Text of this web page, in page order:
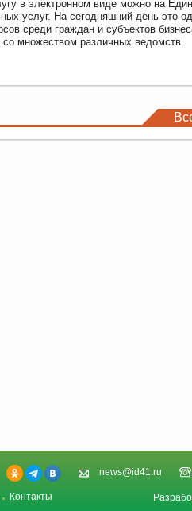
в электронном виде можно на
услуг. На сегодняшний день это
среди граждан и субъектов
со множеством различных ведомств.
news@id41.ru
Контакты